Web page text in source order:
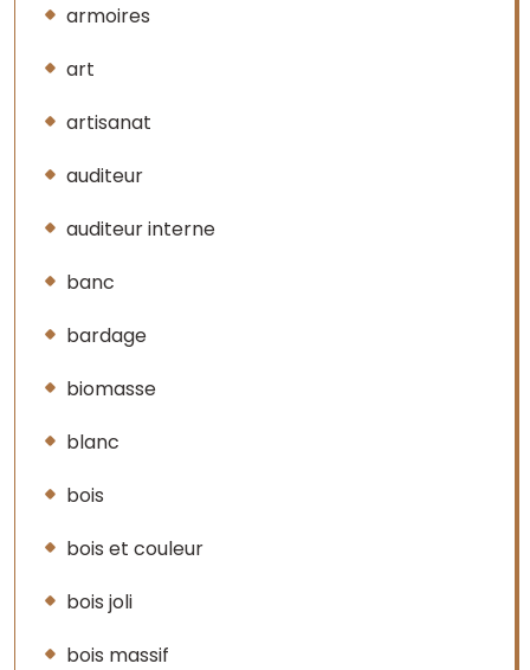
armoires
art
artisanat
auditeur
auditeur interne
banc
bardage
biomasse
blanc
bois
bois et couleur
bois joli
bois massif